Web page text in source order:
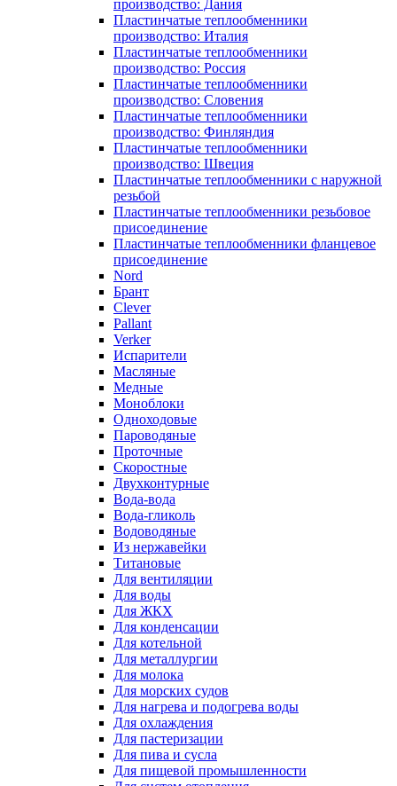
производство: Дания
Пластинчатые теплообменники
производство: Италия
Пластинчатые теплообменники
производство: Россия
Пластинчатые теплообменники
производство: Словения
Пластинчатые теплообменники
производство: Финляндия
Пластинчатые теплообменники
производство: Швеция
Пластинчатые теплообменники с наружной
резьбой
Пластинчатые теплообменники резьбовое
присоединение
Пластинчатые теплообменники фланцевое
присоединение
Nord
Брант
Clever
Pallant
Verker
Испарители
Масляные
Медные
Моноблоки
Одноходовые
Пароводяные
Проточные
Скоростные
Двухконтурные
Вода-вода
Вода-гликоль
Водоводяные
Из нержавейки
Титановые
Для вентиляции
Для воды
Для ЖКХ
Для конденсации
Для котельной
Для металлургии
Для молока
Для морских судов
Для нагрева и подогрева воды
Для охлаждения
Для пастеризации
Для пива и сусла
Для пищевой промышленности